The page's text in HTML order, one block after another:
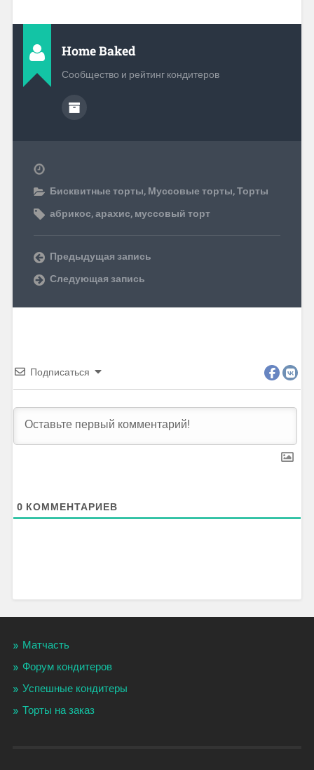
Home Baked
Сообщество и рейтинг кондитеров
Бисквитные торты, Муссовые торты,Торты
абрикос,арахис, муссовый торт
Предыдущая запись
Следующая запись
Подписаться
0 КОММЕНТАРИЕВ
Матчасть
Форум кондитеров
Успешные кондитеры
Торты на заказ